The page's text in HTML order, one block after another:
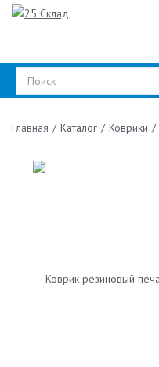
Главная / Каталог / Коврики /